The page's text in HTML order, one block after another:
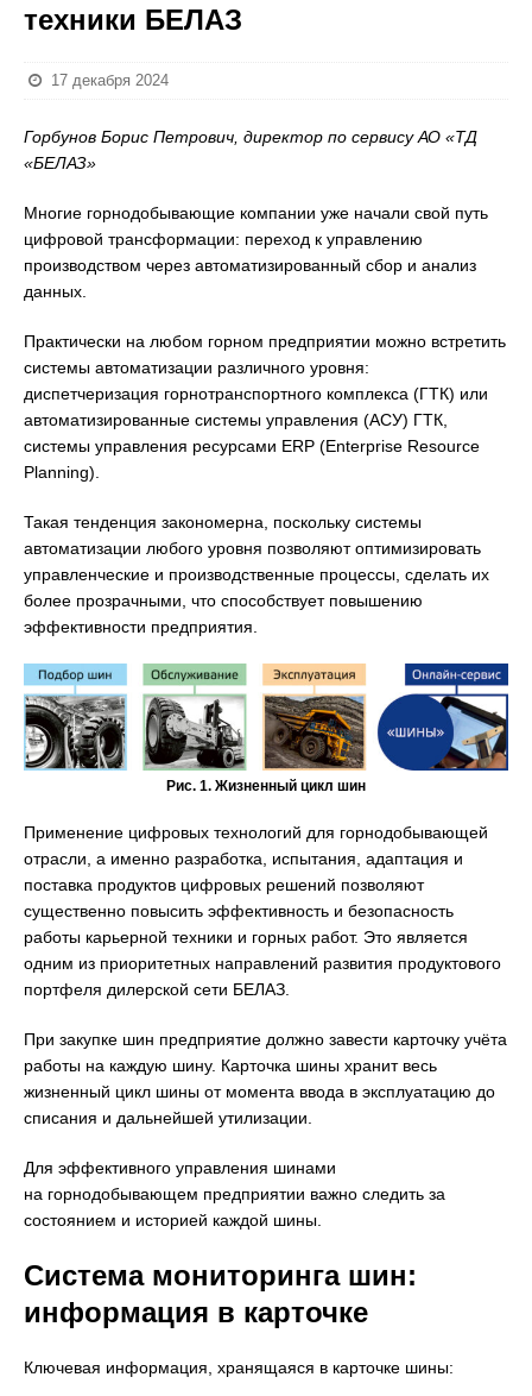
техники БЕЛАЗ
17 декабря 2024
Горбунов Борис Петрович, директор по сервису АО «ТД
«БЕЛАЗ»
Многие горнодобывающие компании уже начали свой путь
цифровой трансформации: переход к управлению
производством через автоматизированный сбор и анализ
данных.
Практически на любом горном предприятии можно встретить
системы автоматизации различного уровня:
диспетчеризация горнотранспортного комплекса (ГТК) или
автоматизированные системы управления (АСУ) ГТК,
системы управления ресурсами ERP (Enterprise Resource
Planning).
Такая тенденция закономерна, поскольку системы
автоматизации любого уровня позволяют оптимизировать
управленческие и производственные процессы, сделать их
более прозрачными, что способствует повышению
эффективности предприятия.
Рис. 1. Жизненный цикл шин
Применение цифровых технологий для горнодобывающей
отрасли, а именно разработка, испытания, адаптация и
поставка продуктов цифровых решений позволяют
существенно повысить эффективность и безопасность
работы карьерной техники и горных работ. Это является
одним из приоритетных направлений развития продуктового
портфеля дилерской сети БЕЛАЗ.
При закупке шин предприятие должно завести карточку учёта
работы на каждую шину. Карточка шины хранит весь
жизненный цикл шины от момента ввода в эксплуатацию до
списания и дальнейшей утилизации.
Для эффективного управления шинами
на горнодобывающем предприятии важно следить за
состоянием и историей каждой шины.
Система мониторинга шин:
информация в карточке
Ключевая информация, хранящаяся в карточке шины: